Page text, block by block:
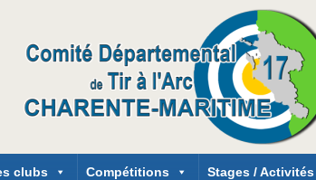
clubs Compétitions Stages / Activités